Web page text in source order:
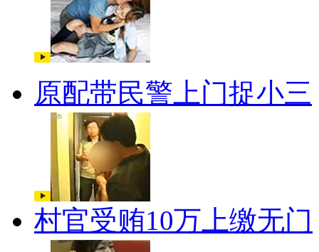
原配带民警上门捉小三
村官受贿10万上缴无门